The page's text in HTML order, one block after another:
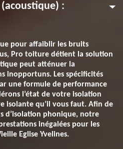
:
pour affaiblir les bruits
Pro toiture détient la solution
peut atténuer la
inopportuns. Les spécificités
une formule de performance
l’état de votre isolation
isolante qu’il vous faut. Afin de
d’isolation phonique, notre
inégalées pour les
Eglise Yvelines.